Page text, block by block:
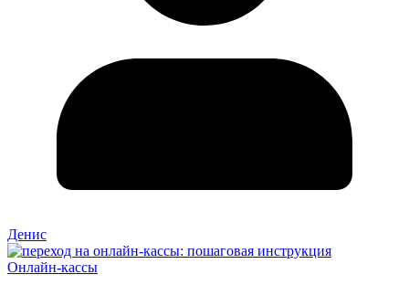
Денис
Онлайн-кассы